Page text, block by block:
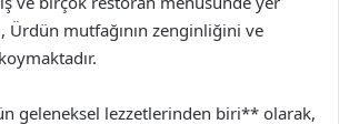
Ürdün mutfağının zenginliğini ve
geleneksel lezzetlerinden biri** olarak,